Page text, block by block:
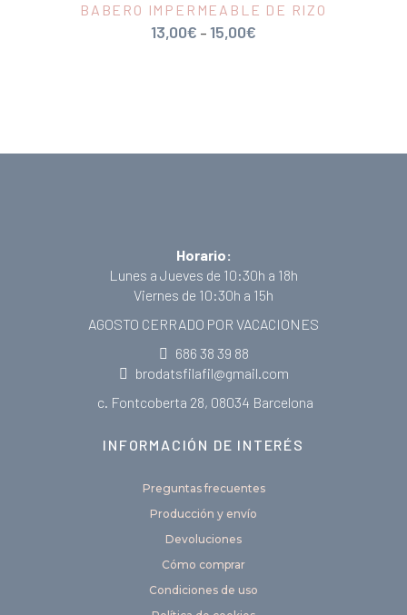
BABERO IMPERMEABLE DE RIZO
13,00€ – 15,00€
Horario:
Lunes a Jueves de 10:30h a 18h
Viernes de 10:30h a 15h
AGOSTO CERRADO POR VACACIONES
686 38 39 88
brodatsfilafil@gmail.com
c. Fontcoberta 28, 08034 Barcelona
INFORMACIÓN DE INTERÉS
Preguntas frecuentes
Producción y envío
Devoluciones
Cómo comprar
Condiciones de uso